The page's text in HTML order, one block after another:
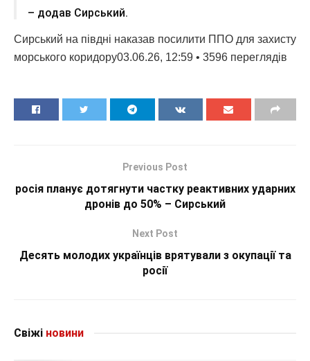
– додав Сирський.
Сирський на півдні наказав посилити ППО для захисту
морського коридору03.06.26, 12:59 • 3596 переглядiв
Previous Post
росія планує дотягнути частку реактивних ударних
дронів до 50% – Сирський
Next Post
Десять молодих українців врятували з окупації та
росії
Свіжі новини